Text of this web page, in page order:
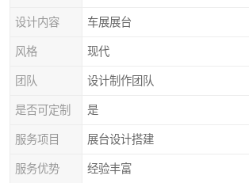
设计内容 车展展台
风格 现代
团队 设计制作团队
是否可定制 是
服务项目 展台设计搭建
服务优势 经验丰富